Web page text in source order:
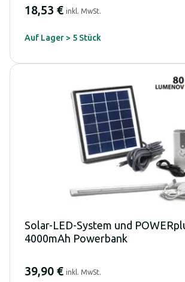
18,53 € inkl. MwSt.
Auf Lager > 5 Stück
Solar-LED-System und
4000mAh Powerbank
39,90 € inkl. MwSt.